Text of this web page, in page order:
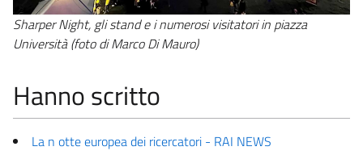
Sharper Night, gli stand e i numerosi visitatori in piazza
Università (foto di Marco Di Mauro)
Hanno scritto
La n otte europea dei ricercatori - RAI NEWS